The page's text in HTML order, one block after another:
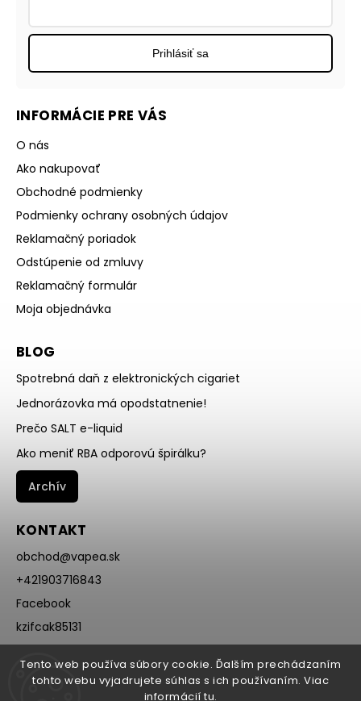
Tento web používa súbory cookie. Ďalším prechádzaním
tohto webu vyjadrujete súhlas s ich používaním. Viac
informácií tu.
INFORMÁCIE PRE VÁS
O nás
Ako nakupovať
Obchodné podmienky
Podmienky ochrany osobných údajov
Reklamačný poriadok
Odstúpenie od zmluvy
Reklamačný formulár
Moja objednávka
BLOG
Spotrebná daň z elektronických cigariet
Jednorázovka má opodstatnenie!
Prečo SALT e-liquid
Ako meniť RBA odporovú špirálku?
Archív
KONTAKT
obchod@vapea.sk
+421903716843
Facebook
kzifcak85131
@vapea.slovensko
Prihlásiť sa